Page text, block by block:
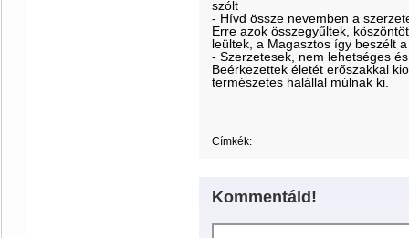
szólt
- Hívd össze nevemben a
Erre azok összegyűltek,
leültek, a Magasztos így beszélt
- Szerzetesek, nem lehetséges
Beérkezettek életét erőszakkal
természetes halállal múlnak ki.
Címkék:
Kommentáld!